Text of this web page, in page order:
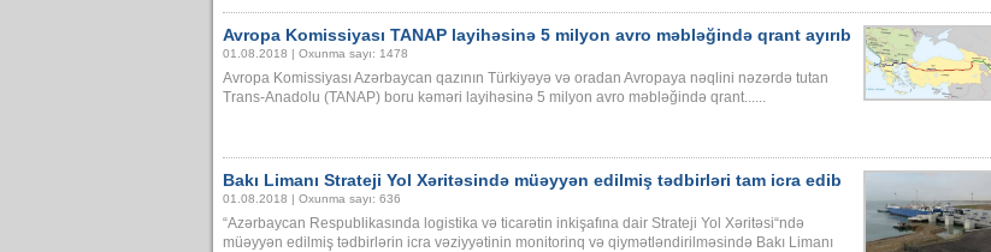
Avropa Komissiyası TANAP layihəsinə 5 milyon avro məbləğində qrant ayırıb
01.08.2018 | Oxunma sayı: 1478
Avropa Komissiyası Azərbaycan qazının Türkiyəyə və oradan Avropaya nəqlini nəzərdə tutan
Trans-Anadolu (TANAP) boru kəməri layihəsinə 5 milyon avro məbləğində qrant......
Bakı Limanı Strateji Yol Xəritəsində müəyyən edilmiş tədbirləri tam icra edib
01.08.2018 | Oxunma sayı: 636
“Azərbaycan Respublikasında logistika və ticarətin inkişafına dair Strateji Yol Xəritəsi“ndə
müəyyən edilmiş tədbirlərin icra vəziyyətinin monitorinq və qiymətləndirilməsində Bakı Limanı